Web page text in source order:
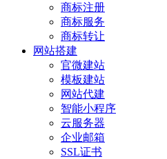
商标注册
商标服务
商标转让
网站搭建
官微建站
模板建站
网站代建
智能小程序
云服务器
企业邮箱
SSL证书